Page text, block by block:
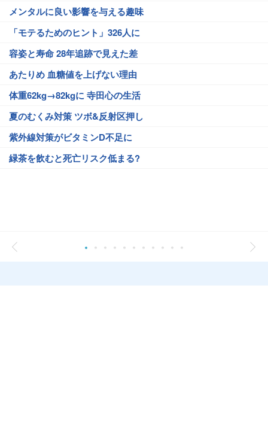
メンタルに良い影響を与える趣味
「モテるためのヒント」326人に
容姿と寿命 28年追跡で見えた差
あたりめ 血糖値を上げない理由
体重62kg→82kgに 寺田心の生活
夏のむくみ対策 ツボ&反射区押し
紫外線対策がビタミンD不足に
緑茶を飲むと死亡リスク低まる?